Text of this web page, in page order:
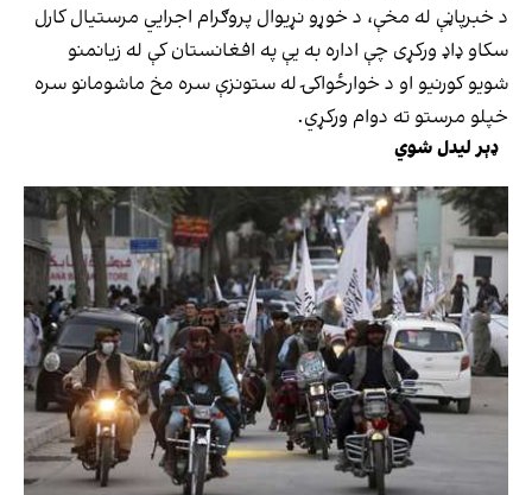
د خبرپاڼې له مخې، د خوړو نړیوال پروګرام اجرایي مرستیال کارل
سکاو ډاډ ورکړی چې اداره به یې په افغانستان کې له زیانمنو
شویو کورنیو او د خوارځواکۍ له ستونزې سره مخ ماشومانو سره
خپلو مرستو ته دوام ورکړي.
ډېر لیدل شوي